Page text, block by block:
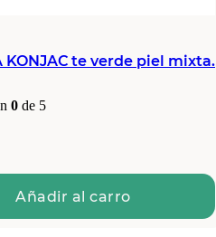
KONJAC te verde piel mixta.
0 de 5
Añadir al carro